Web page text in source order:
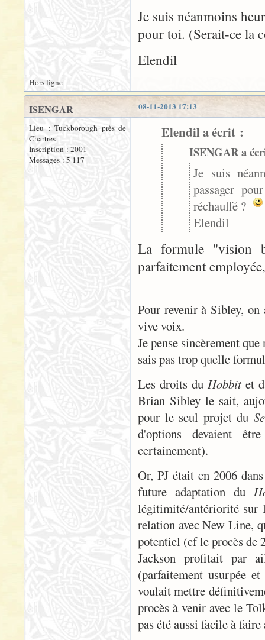
Je suis néanmoins
pour toi. (Serait-ce la
Elendil
Hors ligne
08-11-2013 17:13
ISENGAR
Lieu : Tuckborough près de
Chartres
Inscription : 2001
Messages : 5 117
Elendil a écrit :
ISENGAR a
Je suis
passager
réchauffé ?
Elendil
La formule "vision
parfaitement
Pour revenir à Sibley, on
vive voix.
Je pense sincèrement
sais pas trop quelle
Les droits du Hobbit et
Brian Sibley le sait,
pour le seul projet du
d'options devaient
certainement).
Or, PJ était en 2006
future adaptation du
légitimité/antériorité sur
relation avec New Line,
potentiel (cf le procès de
Jackson profitait par
(parfaitement usurpée
voulait mettre
procès à venir avec le
pas été aussi facile à faire